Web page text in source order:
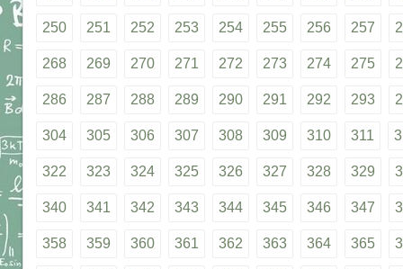
250 251 252 253 254 255 256 257
268 269 270 271 272 273 274 275
286 287 288 289 290 291 292 293
304 305 306 307 308 309 310 311
322 323 324 325 326 327 328 329
340 341 342 343 344 345 346 347
358 359 360 361 362 363 364 365